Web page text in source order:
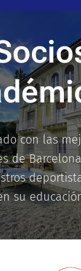
con las
de
su